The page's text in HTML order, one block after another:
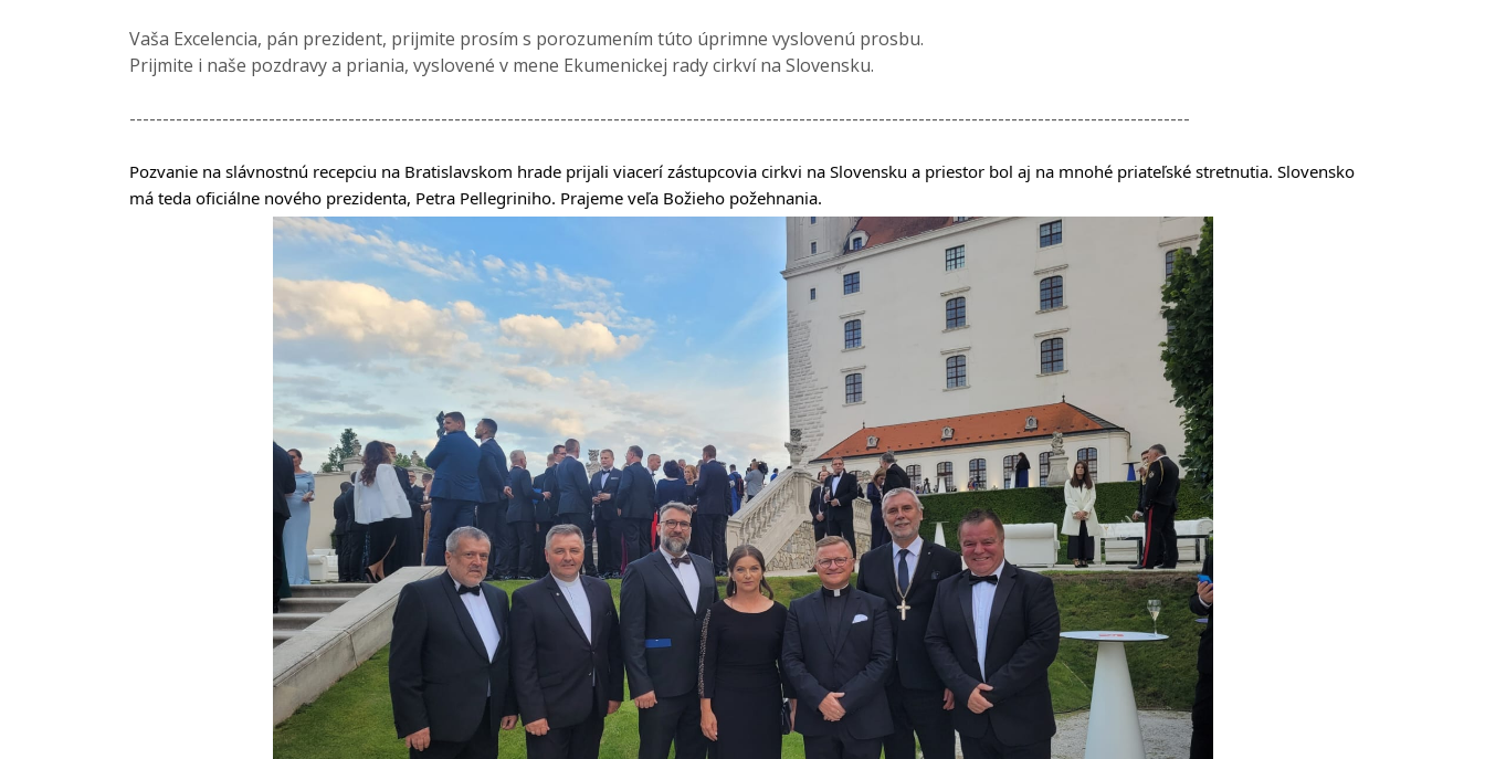
Vaša Excelencia, pán prezident, prijmite prosím s porozumením túto úprimne vyslovenú prosbu.
Prijmite i naše pozdravy a priania, vyslovené v mene Ekumenickej rady cirkví na Slovensku.
----------------------------------------------------------------------------------------------------------------------------------------------------------------
Pozvanie na slávnostnú recepciu na Bratislavskom hrade prijali viacerí zástupcovia cirkvi na Slovensku a priestor bol aj na mnohé priateľské stretnutia. Slovensko
má teda oficiálne nového prezidenta, Petra Pellegriniho. Prajeme veľa Božieho požehnania.